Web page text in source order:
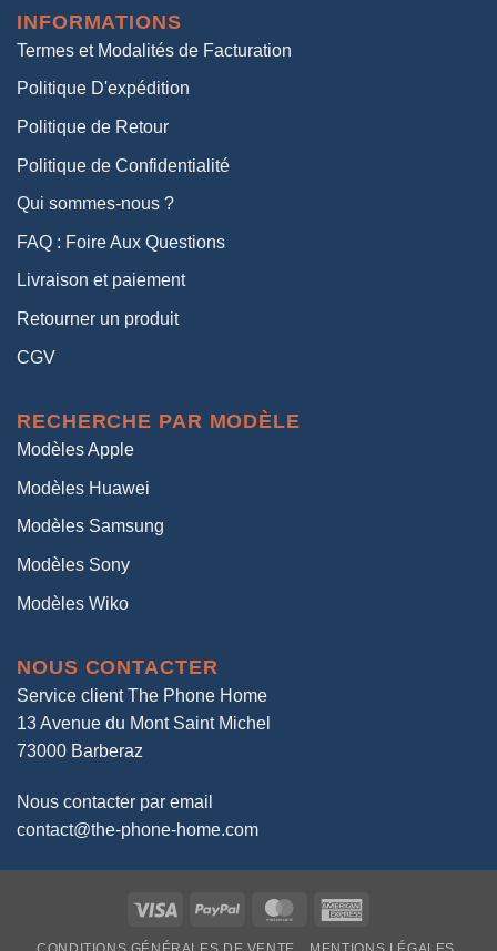
38,00€.
INFORMATIONS
Termes et Modalités de Facturation
Politique D'expédition
Politique de Retour
Politique de Confidentialité
Qui sommes-nous ?
FAQ : Foire Aux Questions
Livraison et paiement
Retourner un produit
CGV
RECHERCHE PAR MODÈLE
Modèles Apple
Modèles Huawei
Modèles Samsung
Modèles Sony
Modèles Wiko
NOUS CONTACTER
Service client The Phone Home
13 Avenue du Mont Saint Michel
73000 Barberaz
Nous contacter par email
contact@the-phone-home.com
Visa PayPal MasterCard